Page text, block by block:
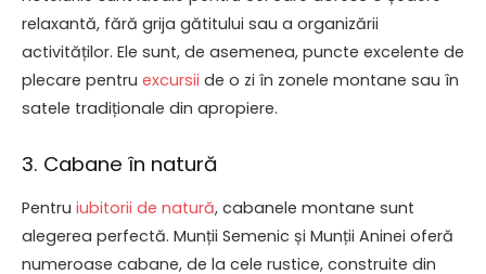
relaxantă, fără grija gătitului sau a organizării
activităților. Ele sunt, de asemenea, puncte excelente de
plecare pentru excursii de o zi în zonele montane sau în
satele tradiționale din apropiere.
3. Cabane în natură
Pentru iubitorii de natură, cabanele montane sunt
alegerea perfectă. Munții Semenic și Munții Aninei oferă
numeroase cabane, de la cele rustice, construite din